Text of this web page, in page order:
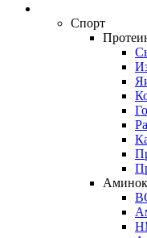
Спорт